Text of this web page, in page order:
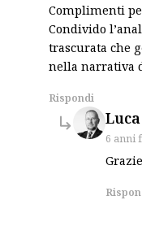
Complimenti
Condivido
trascurata che
nella narrativa
Rispondi
6 anni